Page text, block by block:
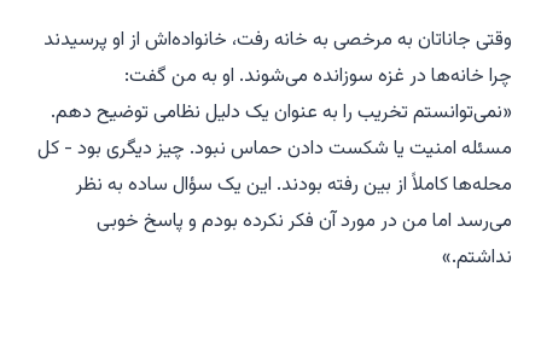
وقتی جاناتان به مرخصی به خانه رفت، خانواده‌اش از او پرسیدند
چرا خانه‌ها در غزه سوزانده می‌شوند. او به من گفت:
«نمی‌توانستم تخریب را به عنوان یک دلیل نظامی توضیح دهم.
مسئله امنیت یا شکست دادن حماس نبود. چیز دیگری بود - کل
محله‌ها کاملاً از بین رفته بودند. این یک سؤال ساده به نظر
می‌رسد اما من در مورد آن فکر نکرده بودم و پاسخ خوبی
نداشتم.»